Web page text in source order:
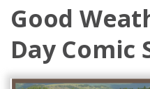
Good
Day Comic